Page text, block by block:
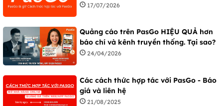
17/07/2026
Quảng cáo trên PasGo HIỆU QUẢ hơn
báo chí và kênh truyền thống. Tại sao?
24/04/2026
Các cách thức hợp tác với PasGo - Báo
giá và liên hệ
21/08/2025